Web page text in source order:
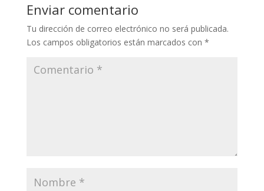
Enviar comentario
Tu dirección de correo electrónico no será publicada.
Los campos obligatorios están marcados con *